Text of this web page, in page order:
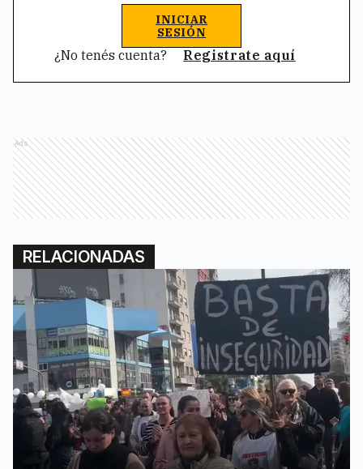
INICIAR
SESIÓN
¿No tenés cuenta? Registrate aquí
Ads
RELACIONADAS